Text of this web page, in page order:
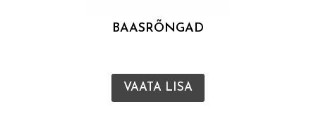
BAASRÕNGAD
VAATA LISA